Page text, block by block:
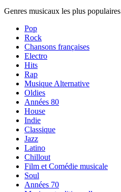
Genres musicaux les plus populaires
Pop
Rock
Chansons françaises
Electro
Hits
Rap
Musique Alternative
Oldies
Années 80
House
Indie
Classique
Jazz
Latino
Chillout
Film et Comédie musicale
Soul
Années 70